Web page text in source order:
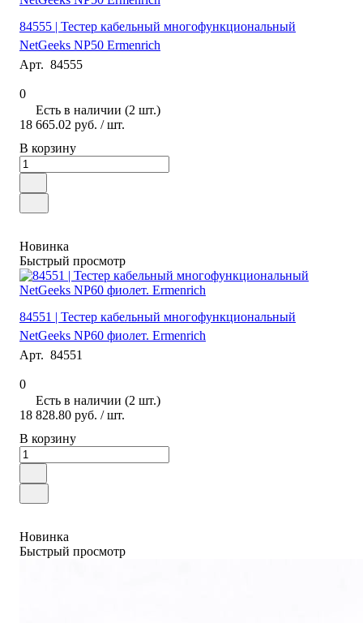
84555 | Тестер кабельный многофункциональный
NetGeeks NP50 Ermenrich
Арт. 84555
0
Есть в наличии (2 шт.)
18 665.02 руб. / шт.
В корзину
Новинка
Быстрый просмотр
84551 | Тестер кабельный многофункциональный
NetGeeks NP60 фиолет. Ermenrich
Арт. 84551
0
Есть в наличии (2 шт.)
18 828.80 руб. / шт.
В корзину
Новинка
Быстрый просмотр